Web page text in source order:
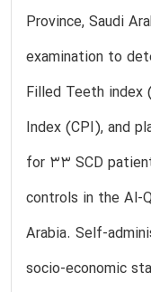
Province, Saudi
examination to
Filled Teeth index
Index (CPI), and
for 33 SCD
controls in the Al-
Arabia. Self-
socio-economic